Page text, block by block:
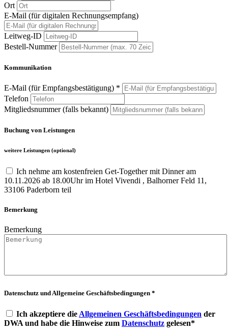
Ort
E-Mail (für digitalen Rechnungsempfang)
Leitweg-ID
Bestell-Nummer
Kommunikation
E-Mail (für Empfangsbestätigung) *
Telefon
Mitgliedsnummer (falls bekannt)
Buchung von Leistungen
weitere Leistungen (optional)
Ich nehme am kostenfreien Get-Together mit Dinner am
10.11.2026 ab 18.00Uhr im Hotel Vivendi , Balhorner Feld 11,
33106 Paderborn teil
Bemerkung
Bemerkung
Datenschutz und Allgemeine Geschäftsbedingungen *
Ich akzeptiere die Allgemeinen Geschäftsbedingungen der
DWA und habe die Hinweise zum Datenschutz gelesen*